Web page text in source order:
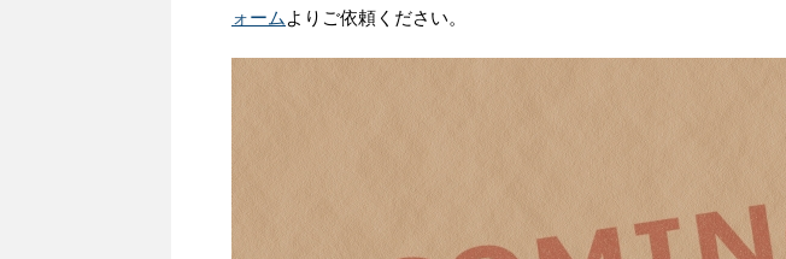
ォーム よりご依頼ください。